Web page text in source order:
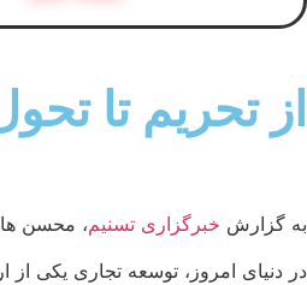
از تحریم تا
به گزارش خبرگزاری تسنیم، محسن
در دنیای امروز، توسعه تجاری یکی